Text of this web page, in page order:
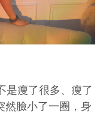
是瘦了很多、瘦了
然臉小了一圈，身